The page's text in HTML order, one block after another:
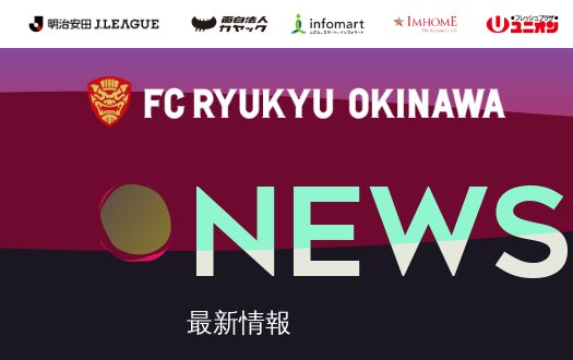
NEWS
最新情報